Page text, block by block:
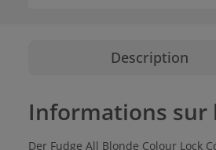
Description
Informations sur
Der Fudge All Blonde Colour